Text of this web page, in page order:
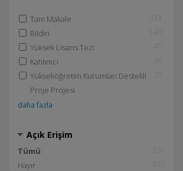
Tam Makale
Bildiri
Yüksek Lisans Tezi
Katılımcı
Yükseköğretim Kurumları Destekli
Proje Projesi
daha fazla
Açık Erişim
Tümü
Hayır